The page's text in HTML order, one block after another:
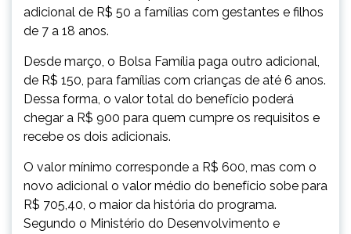
adicional de R$ 50 a famílias com gestantes e filhos
de 7 a 18 anos.
Desde março, o Bolsa Família paga outro adicional,
de R$ 150, para famílias com crianças de até 6 anos.
Dessa forma, o valor total do benefício poderá
chegar a R$ 900 para quem cumpre os requisitos e
recebe os dois adicionais.
O valor mínimo corresponde a R$ 600, mas com o
novo adicional o valor médio do benefício sobe para
R$ 705,40, o maior da história do programa.
Segundo o Ministério do Desenvolvimento e